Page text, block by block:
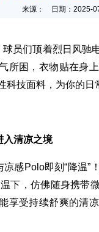
来源： 日期： 2025-
员们顶着烈日风驰
所困，衣物贴在身
科技面料，为你的日
入清凉之境
凉感Polo即刻“降温”
下，仿佛随身携带
享受持续舒爽的清